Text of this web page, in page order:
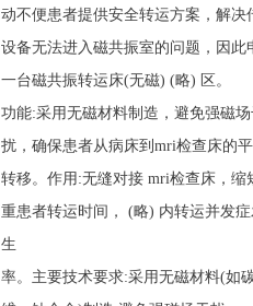
动不便患者提供安全转运方案，解决
设备无法进入磁共振室的问题，因此
一台磁共振转运床(无磁) (略) 区。
功能:采用无磁材料制造，避免强磁
扰，确保患者从病床到mri检查床的
转移。作用:无缝对接 mri检查床，缩
重患者转运时间， (略) 内转运并发
生
率。主要技术要求:采用无磁材料(如